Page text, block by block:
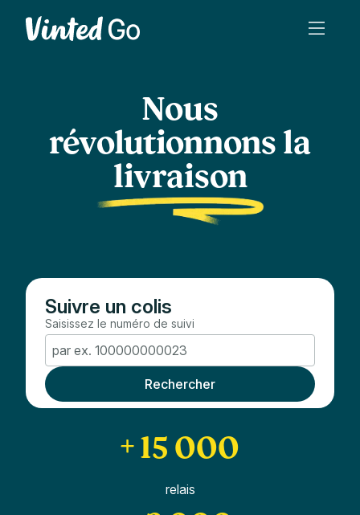
Nous
révolutionnons la
livraison
Suivre un colis
Saisissez le numéro de suivi
Rechercher
+ 15 000
relais